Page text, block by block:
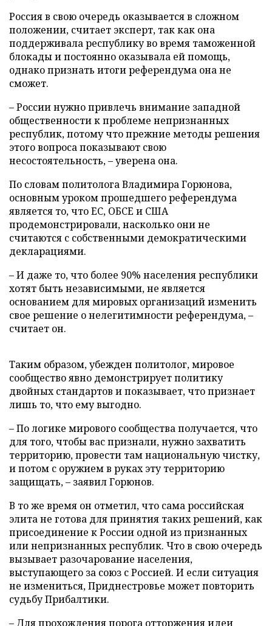
Россия в свою очередь оказывается в сложном
положении, считает эксперт, так как она
поддерживала республику во время таможенной
блокады и постоянно оказывала ей помощь,
однако признать итоги референдума она не
сможет.
– России нужно привлечь внимание западной
общественности к проблеме непризнанных
республик, потому что прежние методы решения
этого вопроса показывают свою
несостоятельность, – уверена она.
По словам политолога Владимира Горюнова,
основным уроком прошедшего референдума
является то, что ЕС, ОБСЕ и США
продемонстрировали, насколько они не
считаются с собственными демократическими
декларациями.
– И даже то, что более 90% населения республики
хотят быть независимыми, не является
основанием для мировых организаций изменить
свое решение о нелегитимности референдума, –
считает он.
Таким образом, убежден политолог, мировое
сообщество явно демонстрирует политику
двойных стандартов и показывает, что признает
лишь то, что ему выгодно.
– По логике мирового сообщества получается, что
для того, чтобы вас признали, нужно захватить
территорию, провести там национальную чистку,
и потом с оружием в руках эту территорию
защищать, – заявил Горюнов.
В то же время он отметил, что сама российская
элита не готова для принятия таких решений, как
присоединение к России одной из признанных
или непризнанных республик. Что в свою очередь
вызывает разочарование населения,
выступающего за союз с Россией. И если ситуация
не измениться, Приднестровье может повторить
судьбу Прибалтики.
– Для прохождения порога отторжения идеи